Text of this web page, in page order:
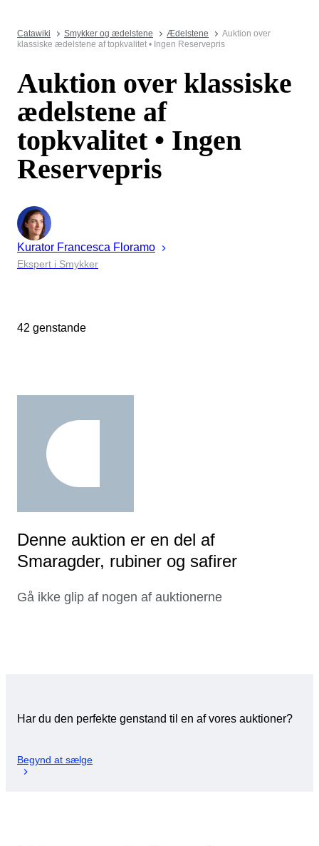
Catawiki Smykker og ædelstene Ædelstene
Auktion over
klassiske ædelstene af topkvalitet • Ingen Reservepris
Auktion over klassiske
ædelstene af
topkvalitet • Ingen
Reservepris
Kurator Francesca Floramo
Ekspert i Smykker
42 genstande
Denne auktion er en del af
Smaragder, rubiner og safirer
Gå ikke glip af nogen af auktionerne
Har du den perfekte genstand til en af vores auktioner?
Begynd at sælge